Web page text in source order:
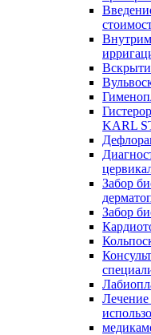
KARL
Забор
Забор
Лечение